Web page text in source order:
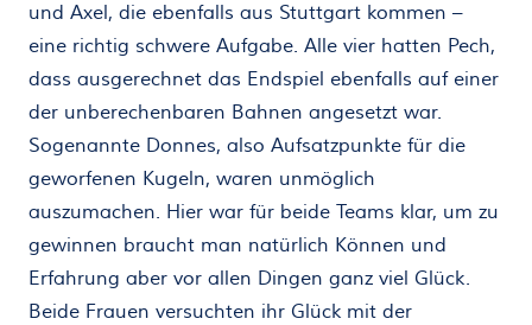
und Axel, die ebenfalls aus Stuttgart kommen –
eine richtig schwere Aufgabe. Alle vier hatten Pech,
dass ausgerechnet das Endspiel ebenfalls auf einer
der unberechenbaren Bahnen angesetzt war.
Sogenannte Donnes, also Aufsatzpunkte für die
geworfenen Kugeln, waren unmöglich
auszumachen. Hier war für beide Teams klar, um zu
gewinnen braucht man natürlich Können und
Erfahrung aber vor allen Dingen ganz viel Glück.
Beide Frauen versuchten ihr Glück mit der